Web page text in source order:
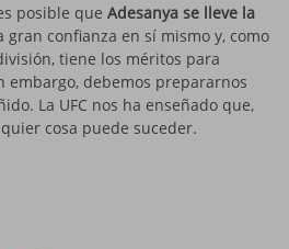
posible que Adesanya se lleve la
gran confianza en sí mismo y, como
tiene los méritos para
embargo, debemos prepararnos
La UFC nos ha enseñado que,
cosa puede suceder.